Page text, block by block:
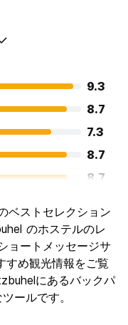
9.3
8.7
7.3
8.7
8.7
8.0
9.3
8.0
ストセレクション
のホステルのレ
ョートメッセージサ
すめ観光情報をご覧
にあるバックパ
ールです。